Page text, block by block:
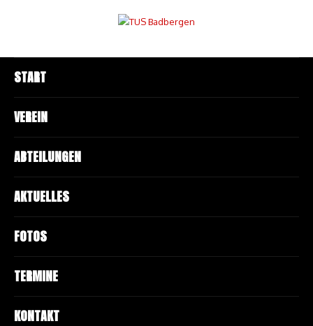
START
VEREIN
ABTEILUNGEN
AKTUELLES
FOTOS
TERMINE
KONTAKT